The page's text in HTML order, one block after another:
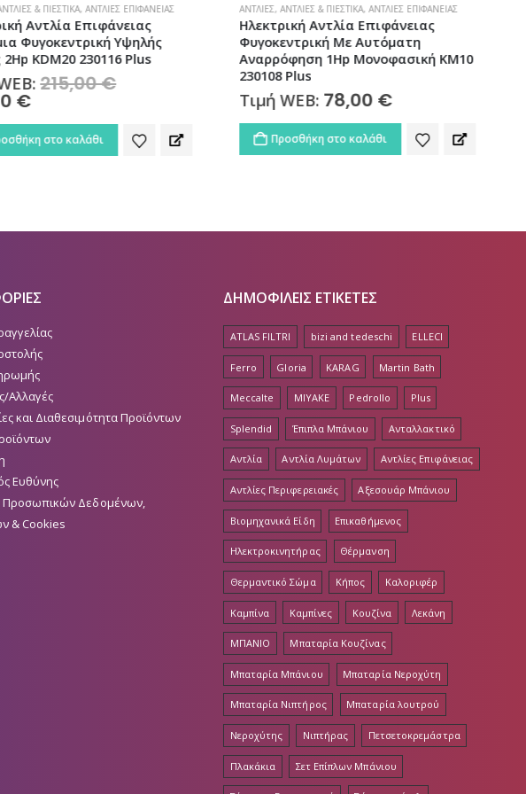
& ΠΙΕΣΤΙΚΆ, ΑΝΤΛΊΕΣ ΕΠΙΦΆΝΕΙΑΣ
Αντλία Επιφάνειας
Φυγοκεντρική Υψηλής
KDM20 230116 Plus
215,00€Original
215,00 €.
€Η
τιμή
είναι:
196,50 €.
στο καλάθι
ΑΝΤΛΊΕΣ, ΑΝΤΛΊΕΣ & ΠΙΕΣΤΙΚΆ, ΑΝΤΛΊΕΣ ΕΠΙΦΆΝΕΙΑΣ
Ηλεκτρική Αντλία Επιφάνειας
Φυγοκεντρική Με Αυτόματη
Αναρρόφηση 1Hp Μονοφασική KM10
230108 Plus
Τιμή WEB: 78,00 €
Προσθήκη στο καλάθι
Αλλαγές
και Διαθεσιμότητα Προϊόντων
Ευθύνης
Προσωπικών Δεδομένων,
& Cookies
ΔΗΜΟΦΙΛΕΙΣ ΕΤΙΚΕΤΕΣ
ATLAS FILTRI bizi and tedeschi ELLECI
Ferro Gloria KARAG Martin Bath
Meccalte MIYAKE Pedrollo Plus
Splendid Έπιπλα Μπάνιου Ανταλλακτικό
Αντλία Αντλία Λυμάτων Αντλίες Επιφάνειας
Αντλίες Περιφερειακές Αξεσουάρ Μπάνιου
Βιομηχανικά Είδη Επικαθήμενος
Ηλεκτροκινητήρας Θέρμανση
Θερμαντικό Σώμα Κήπος Καλοριφέρ
Καμπίνα Καμπίνες Κουζίνα Λεκάνη
ΜΠΑΝΙΟ Μπαταρία Κουζίνας
Μπαταρία Μπάνιου Μπαταρία Νεροχύτη
Μπαταρία Νιπτήρος Μπαταρία λουτρού
Νεροχύτης Νιπτήρας Πετσετοκρεμάστρα
Πλακάκια Σετ Επίπλων Μπάνιου